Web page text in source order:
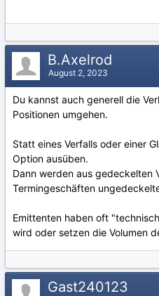
B.Axelrod
August 2, 2023
Du kannst auch generell die
Positionen umgehen.
Statt eines Verfalls oder einer
Option ausüben.
Dann werden aus gedeckelten
Termingeschäften
Emittenten haben oft
wird oder setzen die Volumen
Gast240123